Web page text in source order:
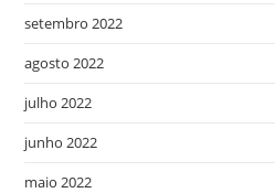
setembro 2022
agosto 2022
julho 2022
junho 2022
maio 2022